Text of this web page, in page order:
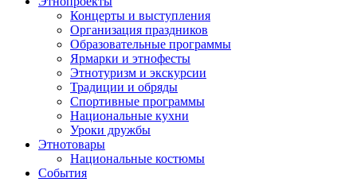
Концерты и выступления
Организация праздников
Образовательные программы
Ярмарки и этнофесты
Этнотуризм и экскурсии
Традиции и обряды
Спортивные программы
Национальные кухни
Уроки дружбы
Этнотовары
Национальные костюмы
События